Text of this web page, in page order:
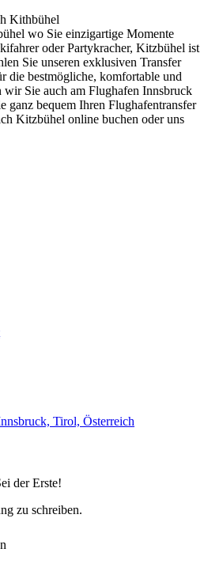
Kithbühel
wo Sie einzigartige Momente
oder Partykracher, Kitzbühel ist
Sie unseren exklusiven Transfer
die bestmögliche, komfortable und
wir Sie auch am Flughafen Innsbruck
ganz bequem Ihren Flughafentransfer
Kitzbühel online buchen oder uns
Tirol, Österreich
der Erste!
zu schreiben.